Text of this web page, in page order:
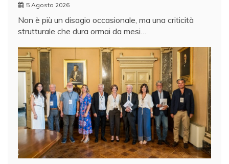
5 Agosto 2026
Non è più un disagio occasionale, ma una criticità
strutturale che dura ormai da mesi…